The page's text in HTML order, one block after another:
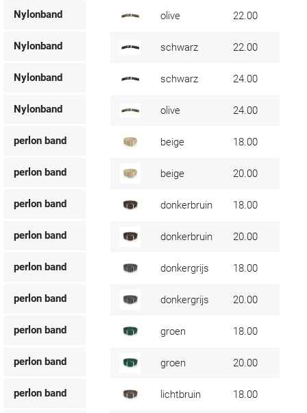
Nylonband olive 22.00
Nylonband schwarz 22.00
Nylonband schwarz 24.00
Nylonband olive 24.00
perlon band beige 18.00
perlon band beige 20.00
perlon band donkerbruin 18.00
perlon band donkerbruin 20.00
perlon band donkergrijs 18.00
perlon band donkergrijs 20.00
perlon band groen 18.00
perlon band groen 20.00
perlon band lichtbruin 18.00